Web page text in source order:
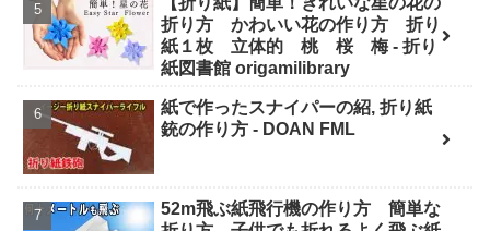
折り方 かわいい花の作り方 折り
紙１枚 立体的 桃 桜 梅 - 折り
紙図書館 origamilibrary
紙で作ったスナイパーの紹, 折り紙
銃の作り方 - DOAN FML
52m飛ぶ紙飛行機の作り方 簡単な